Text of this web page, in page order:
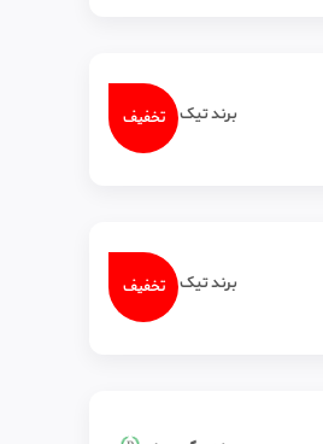
تخفیفبرند تیک‌ تاک
تخفیفبرند تیک‌ تاک